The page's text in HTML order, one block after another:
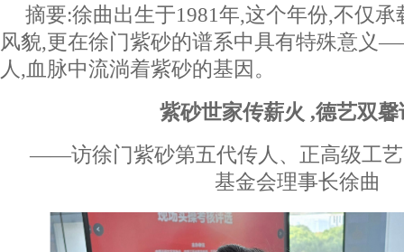
摘要:徐曲出生于1981年,这个年份,不仅
风貌,更在徐门紫砂的谱系中具有特殊意义
人,血脉中流淌着紫砂的基因。
紫砂世家传薪火 ,德艺双
——访徐门紫砂第五代传人、正高级工
基金会理事长徐曲